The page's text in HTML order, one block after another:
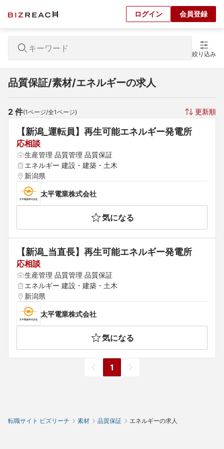
ログイン 会員登録
絞り込み
品質保証/素材/エネルギーの求人
2 件(1ページ/全1ページ) 更新順
【新潟_運転員】再生可能エネルギー発電所
応相談
生産管理 品質管理 品質保証
エネルギー 建設・建築・土木
新潟県
太平電業株式会社
気になる
【新潟_当直長】再生可能エネルギー発電所
応相談
生産管理 品質管理 品質保証
エネルギー 建設・建築・土木
新潟県
太平電業株式会社
気になる
1
転職サイト ビズリーチ 素材 品質保証 エネルギーの求人